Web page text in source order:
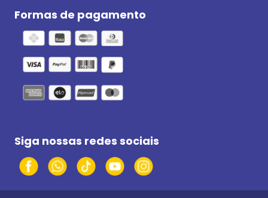
Formas de pagamento
Siga nossas redes sociais